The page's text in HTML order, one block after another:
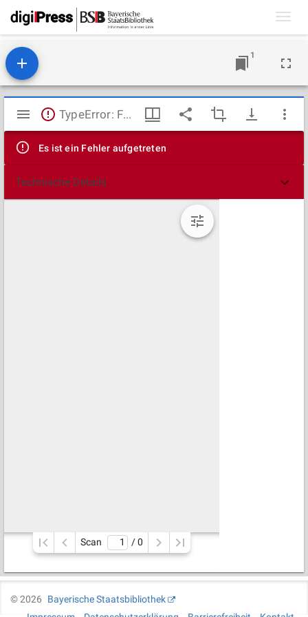
1
Mirador
Viewer
TypeError: Failed to fetch
Es ist ein Fehler aufgetreten
Technische Details
Scan / 0
©2026
Bayerische Staatsbibliothek